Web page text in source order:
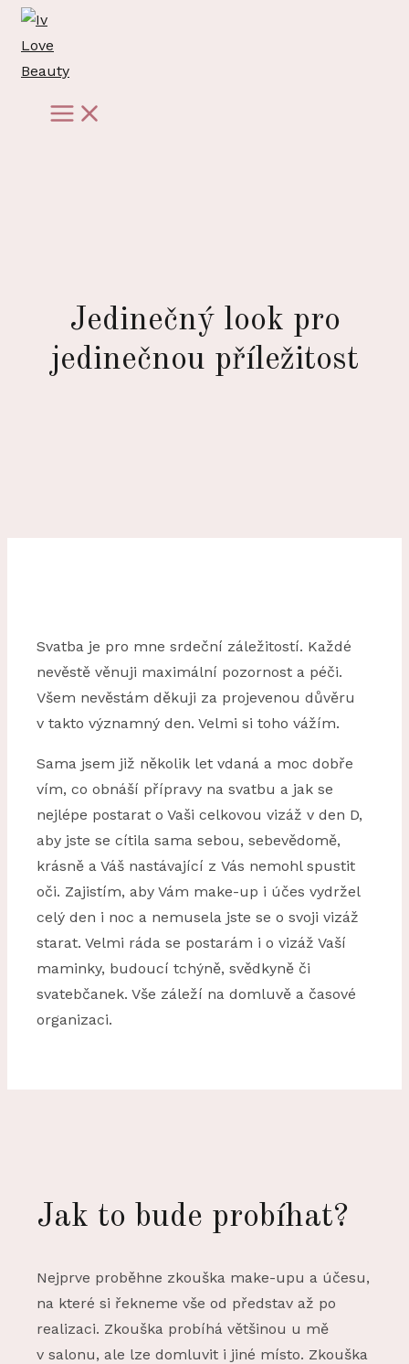
Přeskočit
na
obsah
Main
Menu
Jedinečný look pro
jedinečnou příležitost
Svatba je pro mne srdeční záležitostí. Každé
nevěstě věnuji maximální pozornost a péči.
Všem nevěstám děkuji za projevenou důvěru
v takto významný den. Velmi si toho vážím.
Sama jsem již několik let vdaná a moc dobře
vím, co obnáší přípravy na svatbu a jak se
nejlépe postarat o Vaši celkovou vizáž v den D,
aby jste se cítila sama sebou, sebevědomě,
krásně a Váš nastávající z Vás nemohl spustit
oči. Zajistím, aby Vám make-up i účes vydržel
celý den i noc a nemusela jste se o svoji vizáž
starat. Velmi ráda se postarám i o vizáž Vaší
maminky, budoucí tchýně, svědkyně či
svatebčanek. Vše záleží na domluvě a časové
organizaci.
Jak to bude probíhat?
Nejprve proběhne zkouška make-upu a účesu,
na které si řekneme vše od představ až po
realizaci. Zkouška probíhá většinou u mě
v salonu, ale lze domluvit i jiné místo. Zkouška